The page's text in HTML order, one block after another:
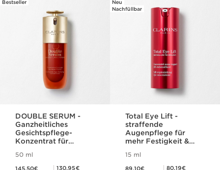
WEITER ZUM INHALT
Bestseller
DOUBLE SERUM -
Ganzheitliches
Gesichtspflege-
Konzentrat für
50 ml
145,50€ Mitgliederpreis 130,95€
130,95€
Neu
Nachfüllbar
Total Eye Lift -
straffende
Augenpflege für
mehr Festigkeit &
15 ml
89,10€ Mitgliederpreis 80,19€
80,19€